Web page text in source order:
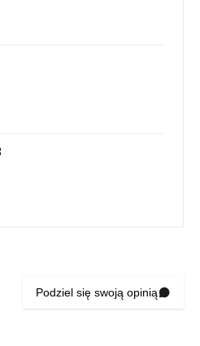
Podziel się swoją opinią